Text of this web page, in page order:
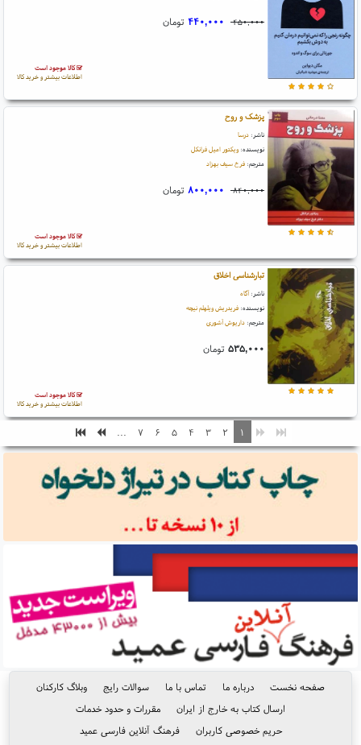
۴۵۰,۰۰۰ ۴۴۰,۰۰۰ تومان
کالا موجود است
اطلاعات بیشتر و خرید کالا
پزشک و روح
ناشر: درسا
نویسنده: ویکتور امیل فرانکل
مترجم: فرخ سیف بهزاد
۸۴۰,۰۰۰ ۸۰۰,۰۰۰ تومان
کالا موجود است
اطلاعات بیشتر و خرید کالا
تبارشناسی اخلاق
ناشر: آگاه
نویسنده: فریدریش ویلهلم نیچه
مترجم: داریوش آشوری
۵۳۵,۰۰۰ تومان
کالا موجود است
اطلاعات بیشتر و خرید کالا
۱ ۲ ۳ ۴ ۵ ۶ ۷ ...
صفحه نخست درباره ما تماس با ما سوالات رایج
وبلاگ کارکنان
ارسال کتاب به خارج از ایران
مقررات و حدود خدمات
حریم خصوصی کاربران
فرهنگ آنلاین فارسی عمید